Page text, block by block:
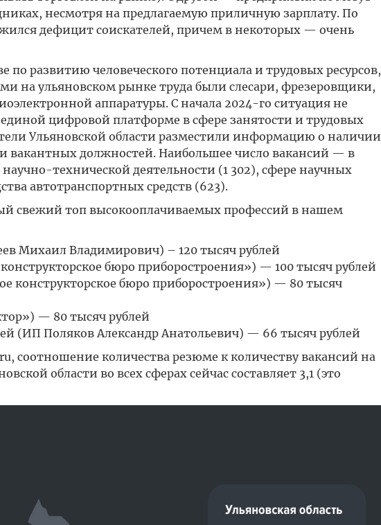
несмотря на предлагаемую приличную зарплату. По
дефицит соискателей, причем в некоторых — очень
по развитию человеческого потенциала и трудовых ресурсов,
на ульяновском рынке труда были слесари, фрезеровщики,
аппаратуры. С начала 2024-го ситуация не
цифровой платформе в сфере занятости и трудовых
Ульяновской области разместили информацию о наличии
вакантных должностей. Наибольшее число вакансий — в
технической деятельности (1 302), сфере научных
автотранспортных средств (623).
свежий топ высокооплачиваемых профессий в нашем
Михаил Владимирович) – 120 тысяч рублей
бюро приборостроения») — 100 тысяч рублей
конструкторское бюро приборостроения») — 80 тысяч
— 80 тысяч рублей
(ИП Поляков Александр Анатольевич) — 66 тысяч рублей
соотношение количества резюме к количеству вакансий на
области во всех сферах сейчас составляет 3,1 (это